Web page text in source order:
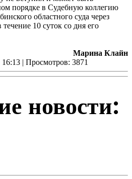
порядке в Судебную коллегию
областного суда через
10 суток со дня его
Марина Клайн
16:13 | Просмотров: 3871
новости: